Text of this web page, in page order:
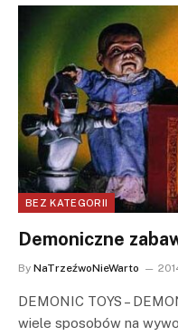
BEZ KATEGORII
Demoniczne
By NaTrzeźwoNieWarto
DEMONIC TOYS –
wiele sposobów na